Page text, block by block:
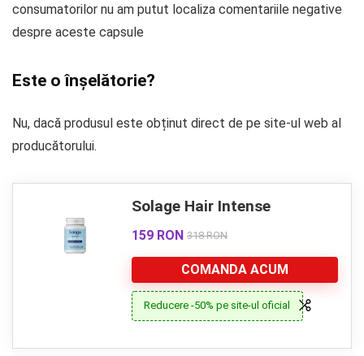
consumatorilor nu am putut localiza comentariile negative
despre aceste capsule
Este o înșelătorie?
Nu, dacă produsul este obținut direct de pe site-ul web al
producătorului.
Solage Hair Intense
159 RON 318 RON
COMANDA ACUM
Reducere -50% pe site-ul oficial